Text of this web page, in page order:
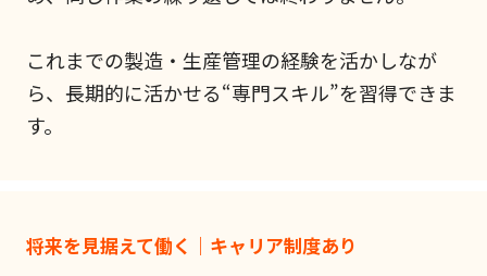
これまでの製造・生産管理の経験を活かしなが
ら、長期的に活かせる“専門スキル”を習得できま
す。
将来を見据えて働く｜キャリア制度あり